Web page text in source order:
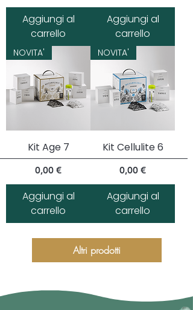
Aggiungi al
carrello
Aggiungi al
carrello
NOVITA'
Kit Age 7
Prezzo
0,00 €
Aggiungi al
carrello
NOVITA'
Kit Cellulite 6
Prezzo
0,00 €
Aggiungi al
carrello
Altri prodotti